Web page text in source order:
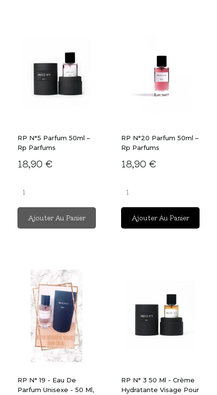
RP N°5 Parfum 50ml –
Rp Parfums
18,90 €
Ajouter Au Panier
RP N°20 Parfum 50ml –
Rp Parfums
18,90 €
Ajouter Au Panier
RP N° 19 - Eau De
Parfum Unisexe - 50 Ml,
RP N° 3 50 Ml - Crème
Hydratante Visage Pour